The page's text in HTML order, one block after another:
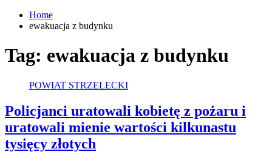
Home
ewakuacja z budynku
Tag: ewakuacja z budynku
POWIAT STRZELECKI
Policjanci uratowali kobietę z pożaru i
uratowali mienie wartości kilkunastu
tysięcy złotych